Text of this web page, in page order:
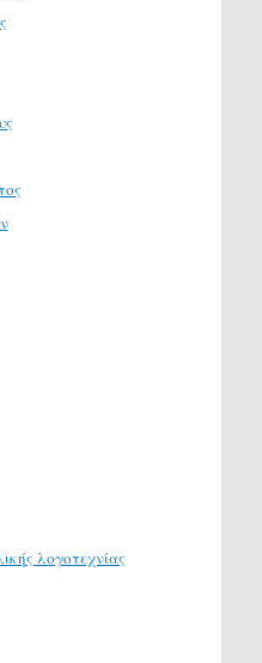
λογοτεχνίας